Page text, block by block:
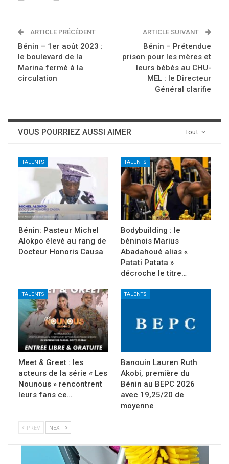
ARTICLE PRÉCÉDENT
Bénin – 1er août 2023 :
le boulevard de la
Marina fermé à la
circulation
ARTICLE SUIVANT
Bénin – Prétendue
prison pour les mères et
leurs bébés au CHU-
MEL : le Directeur
Général clarifie
Tout
VOUS POURRIEZ AUSSI AIMER
TALENTS
Bénin: Pasteur Michel
Alokpo élevé au rang de
Docteur Honoris Causa
TALENTS
Bodybuilding : le
béninois Marius
Abadahoué alias «
Patati Patata »
décroche le titre…
TALENTS
Meet & Greet : les
acteurs de la série « Les
Nounous » rencontrent
leurs fans ce…
TALENTS
Banouin Lauren Ruth
Akobi, première du
Bénin au BEPC 2026
avec 19,25/20 de
moyenne
PREV NEXT